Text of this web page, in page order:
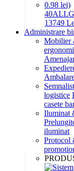
13749
Administrare
Mobilier
logistice
casete
Iluminat
iluminat
Protocol